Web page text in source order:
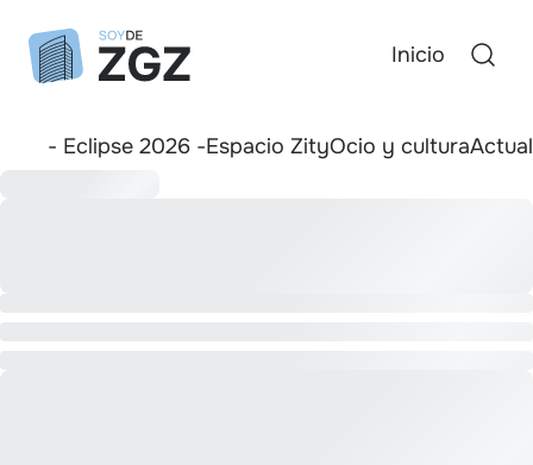
Inicio
- Eclipse 2026 -Espacio ZityOcio y cultura